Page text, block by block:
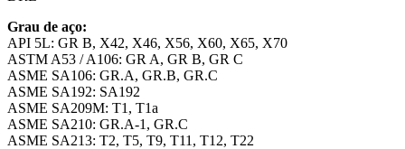
Grau de aço:
API 5L: GR B, X42, X46, X56, X60, X65, X70
ASTM A53 / A106: GR A, GR B, GR C
ASME SA106: GR.A, GR.B, GR.C
ASME SA192: SA192
ASME SA209M: T1, T1a
ASME SA210: GR.A-1, GR.C
ASME SA213: T2, T5, T9, T11, T12, T22